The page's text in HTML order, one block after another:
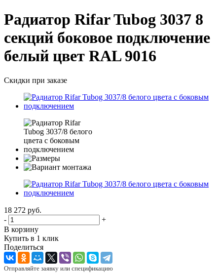
Радиатор Rifar Tubog 3037 8
секций боковое подключение
белый цвет RAL 9016
Скидки при заказе
18 272 руб.
-
+
В корзину
Купить в 1 клик
Поделиться
Отправляйте заявку или спецификацию